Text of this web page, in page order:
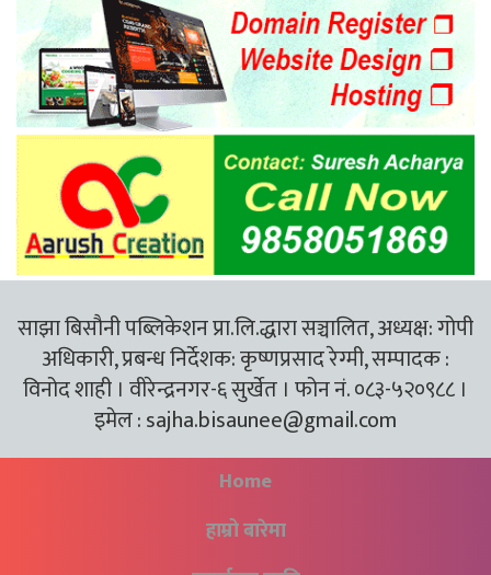
साझा बिसौनी पब्लिकेशन प्रा.लि.द्धारा सञ्चालित, अध्यक्ष: गोपी
अधिकारी, प्रबन्ध निर्देशक: कृष्णप्रसाद रेग्मी, सम्पादक :
विनोद शाही । वीरेन्द्रनगर-६ सुर्खेत । फोन नं. ०८३-५२०९८८ ।
इमेल :sajha.bisaunee@gmail.com
Home
हाम्रो बारेमा